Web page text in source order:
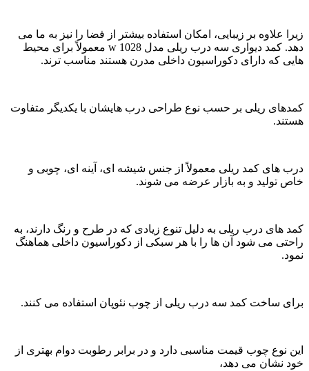
زیرا علاوه بر زیبایی، امکان استفاده بیشتر از فضا را نیز به ما می
دهد. کمد‌ دیواری سه درب ریلی مدل w 1028 معمولاً برای محیط
هایی که دارای دکوراسیون داخلی مدرن هستند مناسب ترند.
کمدهای ریلی بر حسب نوع طراحی درب هایشان با یکدیگر متفاوت
هستند.
درب های کمد ریلی معمولاً از جنس شیشه ای، آینه ای، چوبی و
خاص تولید و به بازار عرضه می شوند.
کمد های درب ریلی به دلیل تنوع زیادی که در طرح و رنگ دارند، به
راحتی می شود آن ها را با هر سبکی از دکوراسیون داخلی هماهنگ
نمود.
برای ساخت کمد سه درب ریلی از چوب نئوپان استفاده می کنند.
این نوع چوب قیمت مناسبی دارد و در برابر رطوبت دوام بهتری از
خود نشان می دهد،